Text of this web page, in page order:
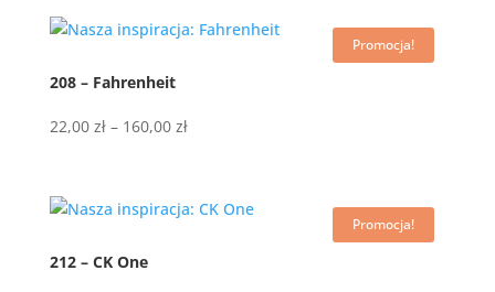
22,00 zł
Promocja!
208 – Fahrenheit
22,00 zł – 160,00 złZakres
22,00 zł
Promocja!
212 – CK One